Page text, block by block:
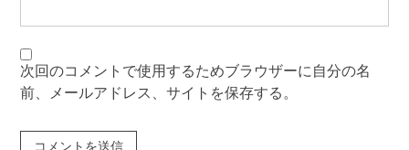
次回のコメントで使用するためブラウザーに自分の名
前、メールアドレス、サイトを保存する。